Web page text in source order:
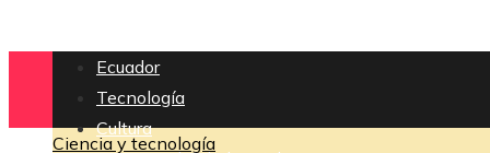
Ecuador
Tecnología
Cultura
Ciencia y tecnología